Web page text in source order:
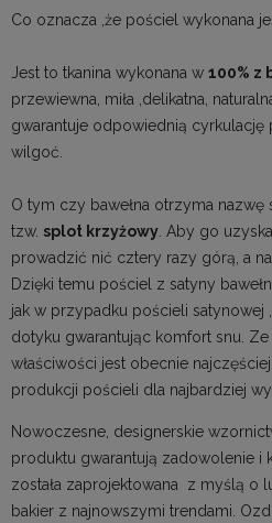
Co oznacza ,że pościel wykonana
Jest to tkanina wykonana w 100% z
przewiewna, miła ,delikatna,
gwarantuje odpowiednią cyrkulację
wilgoć.
O tym czy bawełna otrzyma nazwę
tzw. splot krzyżowy . Aby go
prowadzić nić cztery razy górą, a
Dzięki temu pościel z satyny
jak w przypadku pościeli satynowej
dotyku gwarantując komfort snu.
właściwości jest obecnie
produkcji pościeli dla najbardziej
Nowoczesne, designerskie
produktu gwarantują zadowolenie i
została zaprojektowana z myślą o
bakier z najnowszymi trendami.